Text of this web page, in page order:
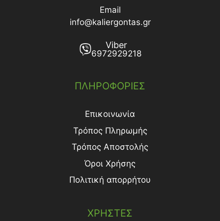
Email
info@kaliergontas.gr
Viber
6972929218
ΠΛΗΡΟΦΟΡΙΕΣ
Επικοινωνία
Τρόπος Πληρωμής
Τρόπος Aποστολής
Όροι Χρήσης
Πολιτική απορρήτου
ΧΡΗΣΤΕΣ